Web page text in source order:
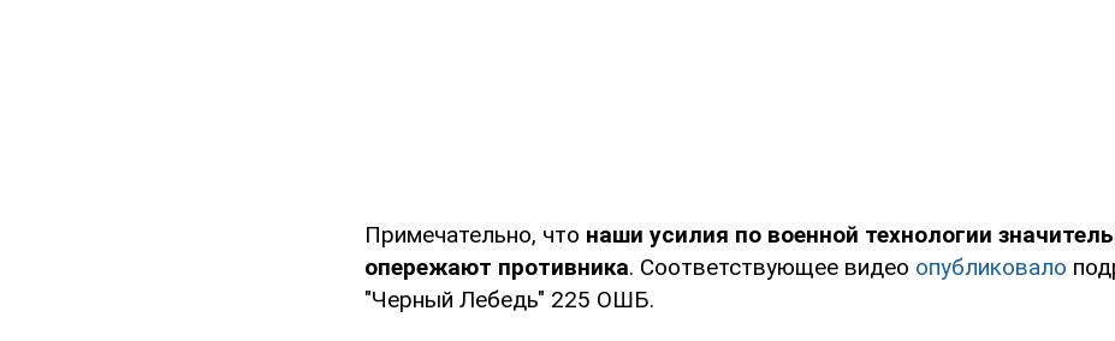
Примечательно, что наши усилия по военной технологии
опережают противника. Соответствующее видео опубликовало
"Черный Лебедь" 225 ОШБ.